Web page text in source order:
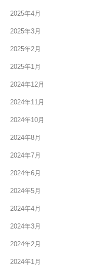
2025年4月
2025年3月
2025年2月
2025年1月
2024年12月
2024年11月
2024年10月
2024年8月
2024年7月
2024年6月
2024年5月
2024年4月
2024年3月
2024年2月
2024年1月